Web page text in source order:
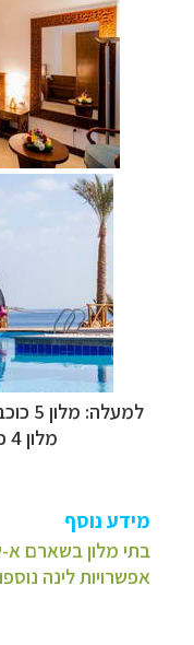
למעלה: מלון 5 כוכבים
מלון 4 כוכבים
מידע נוסף
בתי מלון בשארם
אפשרויות לינה